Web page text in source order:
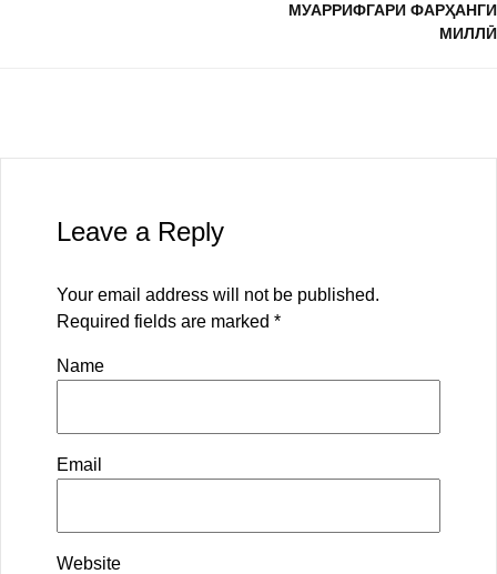
МУАРРИФГАРИ ФАРҲАНГИ
МИЛЛӢ
Leave a Reply
Your email address will not be published.
Required fields are marked *
Name
Email
Website